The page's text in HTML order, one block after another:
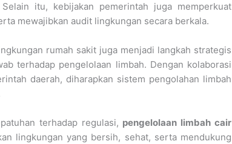
itu, kebijakan pemerintah juga memperkuat
mewajibkan audit lingkungan secara berkala.
rumah sakit juga menjadi langkah strategis
terhadap pengelolaan limbah. Dengan kolaborasi
daerah, diharapkan sistem pengolahan limbah
terhadap regulasi, pengelolaan limbah cair
lingkungan yang bersih, sehat, serta mendukung